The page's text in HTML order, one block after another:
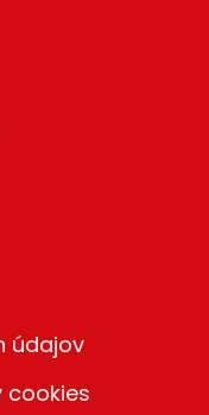
údajov
cookies